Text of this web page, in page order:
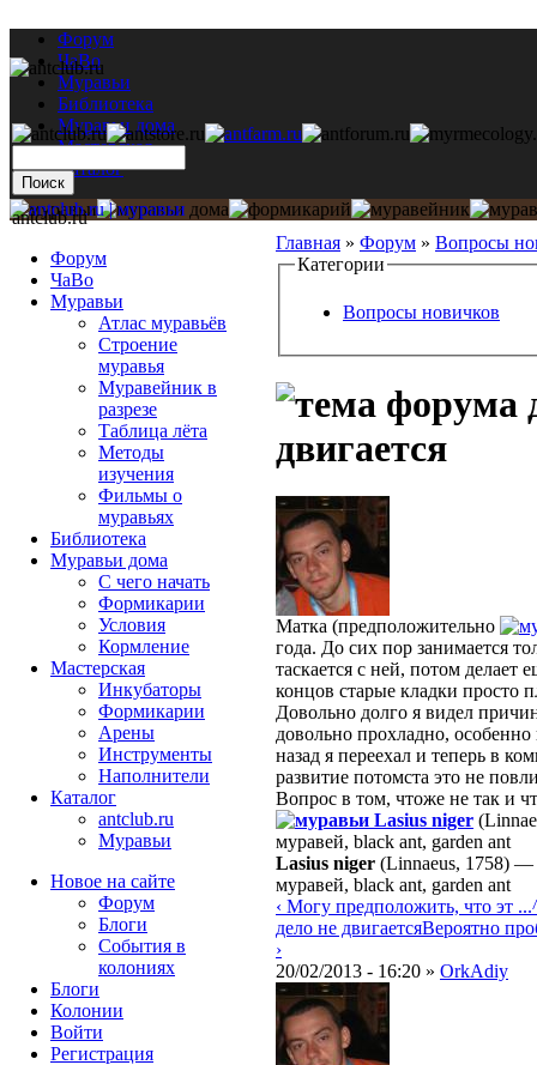
Форум
ЧаВо
Муравьи
Библиотека
Муравьи дома
Мастерская
Каталог
Главная » Форум » Вопросы
Категории
Вопросы новичков
двигается
Матка (предположительно
года. До сих пор занимается
таскается с ней, потом делает
концов старые кладки просто
Довольно долго я видел
довольно прохладно,
назад я переехал и теперь в
развитие потомста это не
Вопрос в том, чтоже не так и
Lasius niger
муравей, black ant, garden ant
Lasius niger (Linnaeus, 1758) —
муравей, black ant, garden ant
‹ Могу предположить, что эт ...
дело не двигаетсяВероятно
›
20/02/2013 - 16:20 » OrkAdiy
antclub.ru
Форум
ЧаВо
Муравьи
Атлас муравьёв
Строение
муравья
Муравейник в
разрезе
Таблица лёта
Методы
изучения
Фильмы о
муравьях
Библиотека
Муравьи дома
С чего начать
Формикарии
Условия
Кормление
Мастерская
Инкубаторы
Формикарии
Арены
Инструменты
Наполнители
Каталог
antclub.ru
Муравьи
Новое на сайте
Форум
Блоги
События в
колониях
Блоги
Колонии
Войти
Peгиcтpaция